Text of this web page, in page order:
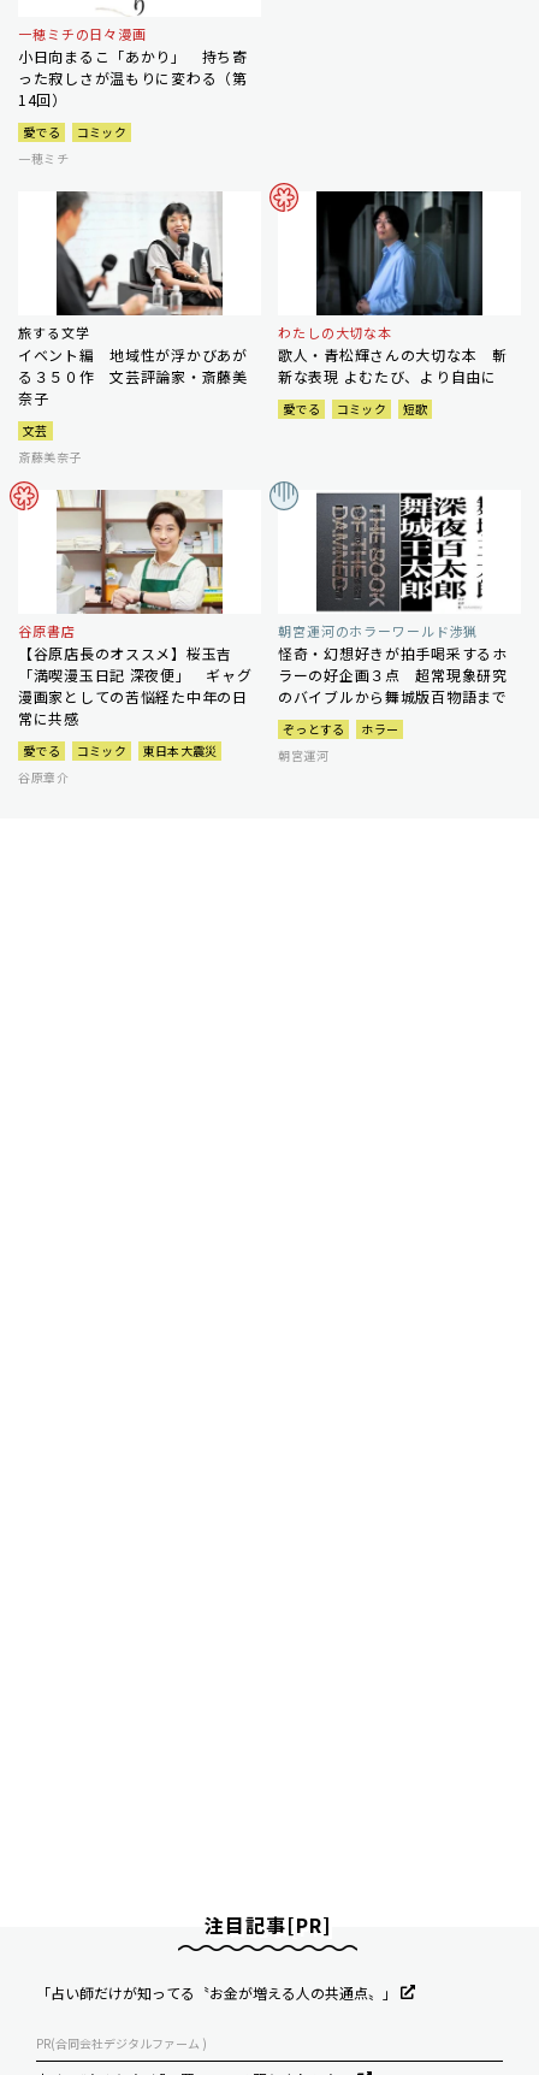
一穂ミチの日々漫画
小日向まるこ「あかり」 持ち寄
った寂しさが温もりに変わる（第
14回）
愛でる
コミック
一穂ミチ
旅する文学
イベント編 地域性が浮かびあが
る３５０作 文芸評論家・斎藤美
奈子
文芸
斎藤美奈子
わたしの大切な本
歌人・青松輝さんの大切な本 斬
新な表現 よむたび、より自由に
愛でる コミック 短歌
谷原書店
【谷原店長のオススメ】桜玉吉
「満喫漫玉日記 深夜便」 ギャグ
漫画家としての苦悩経た中年の日
常に共感
愛でる コミック
東日本大震災
谷原章介
朝宮運河のホラーワールド渉猟
怪奇・幻想好きが拍手喝采するホ
ラーの好企画３点 超常現象研究
のバイブルから舞城版百物語まで
ぞっとする
ホラー
朝宮運河
注目記事[PR]
「占い師だけが知ってる〝お金が増える人の共通点〟」
PR(合同会社デジタルファーム )